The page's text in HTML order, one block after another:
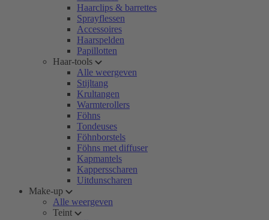
Haarclips & barrettes
Sprayflessen
Accessoires
Haarspelden
Papillotten
Haar-tools
Alle weergeven
Stijltang
Krultangen
Warmterollers
Föhns
Tondeuses
Föhnborstels
Föhns met diffuser
Kapmantels
Kappersscharen
Uitdunscharen
Make-up
Alle weergeven
Teint